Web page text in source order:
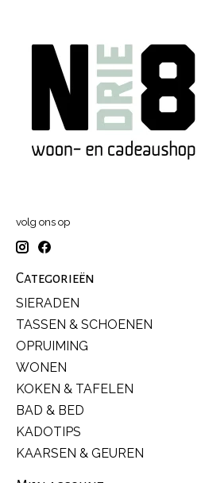
volg ons op
Categorieën
SIERADEN
TASSEN & SCHOENEN
OPRUIMING
WONEN
KOKEN & TAFELEN
BAD & BED
KADOTIPS
KAARSEN & GEUREN